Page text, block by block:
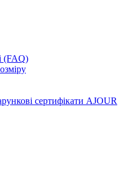
(FAQ)
сертифікати AJOUR